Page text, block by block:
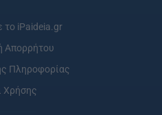
το iPaideia.gr
Απορρήτου
Πληροφορίας
Χρήσης